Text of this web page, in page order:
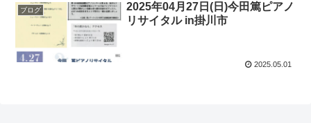
ブログ
2025年04月27日(日)今田篤ピアノ
リサイタル in掛川市
2025.05.01